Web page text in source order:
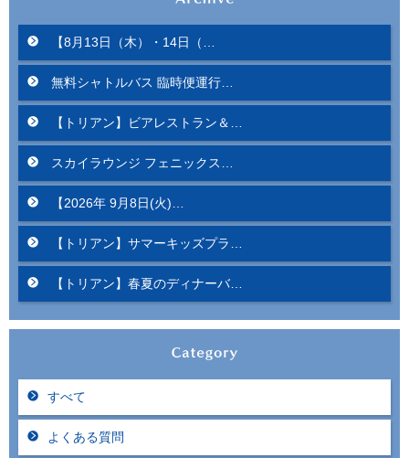
【8月13日（木）・14日（…
無料シャトルバス 臨時便運行…
【トリアン】ビアレストラン＆…
スカイラウンジ フェニックス…
【2026年 9月8日(火)…
【トリアン】サマーキッズプラ…
【トリアン】春夏のディナーバ…
すべて
よくある質問